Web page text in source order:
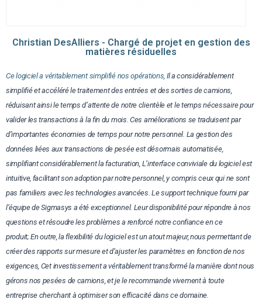
Christian DesAlliers - Chargé de projet en gestion des
matières résiduelles
Ce logiciel a véritablement simplifié nos opérations, Il a considérablement
simplifié et accéléré le traitement des entrées et des sorties de camions,
réduisant ainsi le temps d’attente de notre clientèle et le temps nécessaire pour
valider les transactions à la fin du mois. Ces améliorations se traduisent par
d’importantes économies de temps pour notre personnel. La gestion des
données liées aux transactions de pesée est désormais automatisée,
simplifiant considérablement la facturation, L’interface conviviale du logiciel est
intuitive, facilitant son adoption par notre personnel, y compris ceux qui ne sont
pas familiers avec les technologies avancées. Le support technique fourni par
l’équipe de Sigmasys a été exceptionnel. Leur disponibilité pour répondre à nos
questions et résoudre les problèmes a renforcé notre confiance en ce
produit;En outre, la flexibilité du logiciel est un atout majeur, nous permettant de
créer des rapports sur mesure et d’ajuster les paramètres en fonction de nos
exigences, Cet investissement a véritablement transformé la manière dont nous
gérons nos pesées de camions, et je le recommande vivement à toute
entreprise cherchant à optimiser son efficacité dans ce domaine.